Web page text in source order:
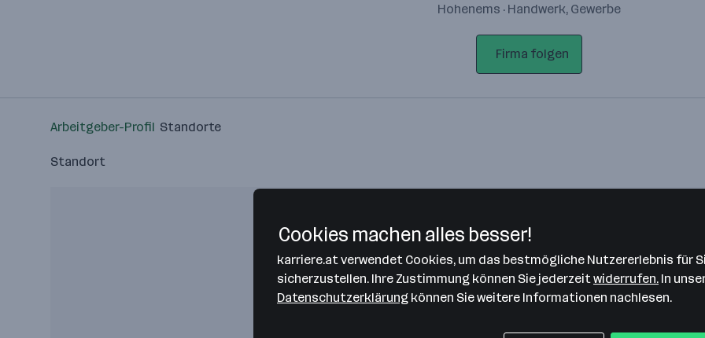
Hohenems · Handwerk, Gewerbe
Firma folgen
Arbeitgeber-Profil Standorte
Standort
Bitte stimme unseren Cookie-
Richtlinien zu, um diese Karte
anzuzeigen.
Zustimmung geben
Cookies machen alles besser!
karriere.at verwendet Cookies, um das bestmögliche Nutzererlebnis für
sicherzustellen. Ihre Zustimmung können Sie jederzeit widerrufen. In
Datenschutzerklärung können Sie weitere Informationen nachlesen.